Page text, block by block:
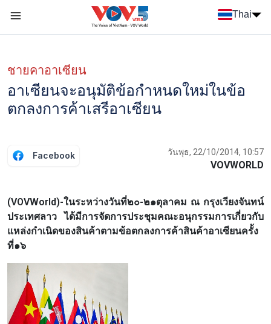
Thai
ชายคาอาเซียน
อาเซียนจะอนุมัติข้อกำหนดใหม่ในข้อ
ตกลงการค้าเสรีอาเซียน
Facebook วันพุธ, 22/10/2014, 10:57
VOVWORLD
(VOVWorld)-ในระหว่างวันที่๒๐-๒๑ตุลาคม ณ กรุงเวียงจันทน์
ประเทศลาว ได้มีการจัดการประชุมคณะอนุกรรมการเกี่ยวกับ
แหล่งกำเนิดของสินค้าตามข้อตกลงการค้าสินค้าอาเซียนครั้ง
ที่๑๖